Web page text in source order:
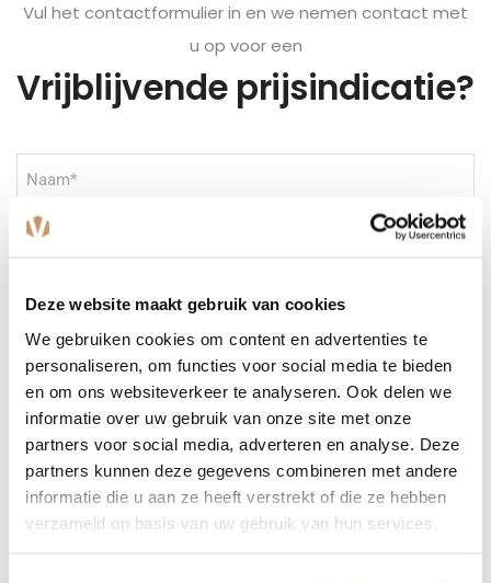
Deze website maakt gebruik van cookies
We gebruiken cookies om content en advertenties te
personaliseren, om functies voor social media te bieden
en om ons websiteverkeer te analyseren. Ook delen we
informatie over uw gebruik van onze site met onze
partners voor social media, adverteren en analyse. Deze
partners kunnen deze gegevens combineren met andere
informatie die u aan ze heeft verstrekt of die ze hebben
verzameld op basis van uw gebruik van hun services.
Vul het contactformulier in en we nemen contact met
u op voor een
Vrijblijvende prijsindicatie?
Naam (Vereist)
Plaats
E-
mailadres(Vereist)
Telefoonnummer
Bericht (Vereist)